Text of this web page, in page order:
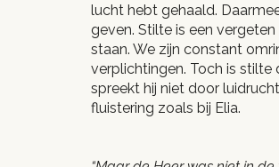
lucht hebt gehaald.
geven. Stilte is een
staan. We zijn constant
verplichtingen. Toch is stilte
spreekt hij niet door
fluistering zoals bij Elia.